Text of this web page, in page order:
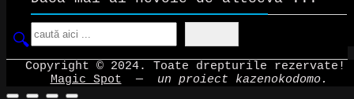
Copyright © 2024. Toate drepturile rezervate!
Magic Spot — un proiect kazenokodomo.